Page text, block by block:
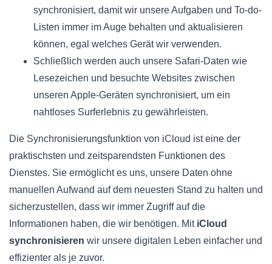
synchronisiert, damit wir unsere Aufgaben und To-do-
Listen immer im Auge behalten und aktualisieren
können, egal welches Gerät wir verwenden.
Schließlich werden auch unsere Safari-Daten wie
Lesezeichen und besuchte Websites zwischen
unseren Apple-Geräten synchronisiert, um ein
nahtloses Surferlebnis zu gewährleisten.
Die Synchronisierungsfunktion von iCloud ist eine der
praktischsten und zeitsparendsten Funktionen des
Dienstes. Sie ermöglicht es uns, unsere Daten ohne
manuellen Aufwand auf dem neuesten Stand zu halten und
sicherzustellen, dass wir immer Zugriff auf die
Informationen haben, die wir benötigen. Mit iCloud
synchronisieren wir unsere digitalen Leben einfacher und
effizienter als je zuvor.